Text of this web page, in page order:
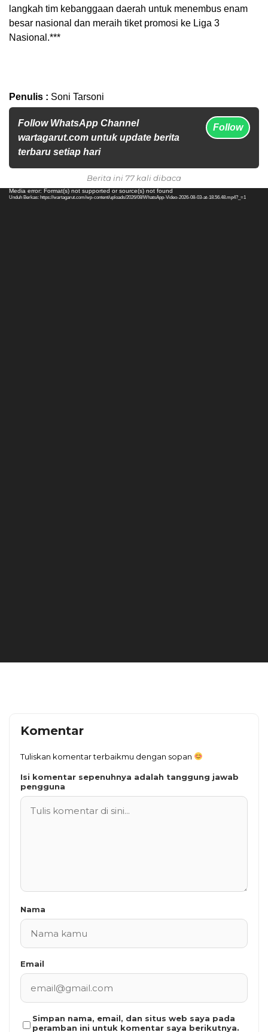
langkah tim kebanggaan daerah untuk menembus enam
besar nasional dan meraih tiket promosi ke Liga 3
Nasional.***
Penulis : Soni Tarsoni
Follow WhatsApp Channel
wartagarut.com untuk update berita
terbaru setiap hari
Follow
Berita ini 77 kali dibaca
Pemutar
Video
Media error: Format(s) not supported or source(s) not found
Unduh Berkas: https://wartagarut.com/wp-content/uploads/2026/08/WhatsApp-Video-2026-08-03-at-18.56.48.mp4?_=1
Komentar
Tuliskan komentar terbaikmu dengan sopan
Isi komentar sepenuhnya adalah tanggung jawab
pengguna
Nama
Email
Simpan nama, email, dan situs web saya pada
peramban ini untuk komentar saya berikutnya.